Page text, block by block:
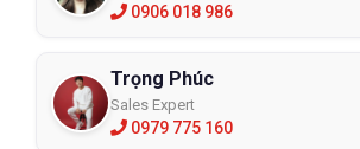
0906 018 986
Trọng Phúc
Sales Expert
0979 775 160